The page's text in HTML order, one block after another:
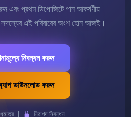
এবং প্রথম ডিপোজিটে পান আকর্ষণীয়
সদস্যের এই পরিবারের অংশ হোন আজই।
নিবন্ধন করুন
ডাউনলোড করুন
| নিরাপদ নিবন্ধন